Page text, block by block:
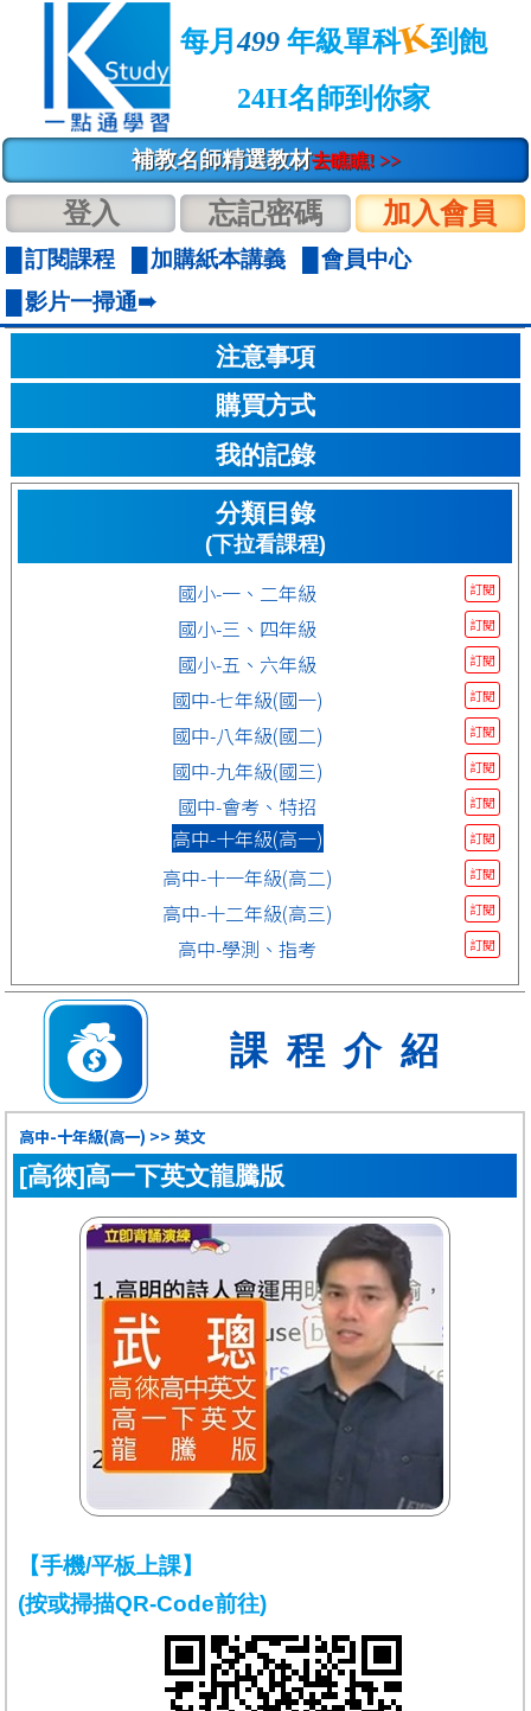
每月499年級單科K到飽
24H名師到你家
補教名師精選教材去瞧瞧! >>
登入 忘記密碼 加入會員
訂閱課程 加購紙本講義
會員中心
影片一掃通➠
注意事項
購買方式
我的記錄
分類目錄
(下拉看課程)
國小-一、二年級 訂閱
國小-三、四年級 訂閱
國小-五、六年級 訂閱
國中-七年級(國一) 訂閱
國中-八年級(國二) 訂閱
國中-九年級(國三) 訂閱
國中-會考、特招 訂閱
高中-十年級(高一) 訂閱
高中-十一年級(高二) 訂閱
高中-十二年級(高三) 訂閱
高中-學測、指考 訂閱
課程介紹
高中-十年級(高一) >> 英文
[高徠]高一下英文龍騰版
【手機/平板上課】
(按或掃描QR-Code前往)